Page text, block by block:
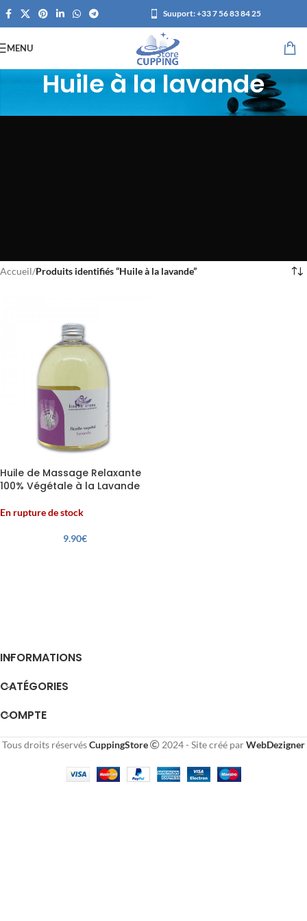
Suuport:+33 7 56 83 84 25
MENU
Huile à la lavande
Accueil/Produits identifiés “Huile à la lavande”
Huile de Massage Relaxante
100% Végétale à la Lavande
En rupture de stock
9.90€
INFORMATIONS
CATÉGORIES
COMPTE
Tous droits réservésCuppingStore 2024 - Site créé parWebDezigner